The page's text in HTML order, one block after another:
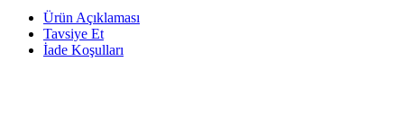
Ürün Açıklaması
Tavsiye Et
İade Koşulları